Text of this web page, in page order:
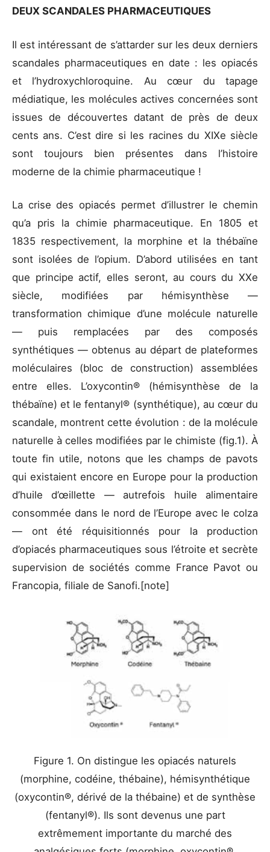
DEUX SCANDALES PHARMACEUTIQUES
Il est intéressant de s’attarder sur les deux derniers
scandales pharmaceutiques en date : les opiacés
et l’hydroxychloroquine. Au cœur du tapage
médiatique, les molécules actives concernées sont
issues de découvertes datant de près de deux
cents ans. C’est dire si les racines du XIXe siècle
sont toujours bien présentes dans l’histoire
moderne de la chimie pharmaceutique !
La crise des opiacés permet d’illustrer le chemin
qu’a pris la chimie pharmaceutique. En 1805 et
1835 respectivement, la morphine et la thébaïne
sont isolées de l’opium. D’abord utilisées en tant
que principe actif, elles seront, au cours du XXe
siècle, modifiées par hémisynthèse —
transformation chimique d’une molécule naturelle
— puis remplacées par des composés
synthétiques — obtenus au départ de plateformes
moléculaires (bloc de construction) assemblées
entre elles. L’oxycontin® (hémisynthèse de la
thébaïne) et le fentanyl® (synthétique), au cœur du
scandale, montrent cette évolution : de la molécule
naturelle à celles modifiées par le chimiste (fig.1). À
toute fin utile, notons que les champs de pavots
qui existaient encore en Europe pour la production
d’huile d’œillette — autrefois huile alimentaire
consommée dans le nord de l’Europe avec le colza
— ont été réquisitionnés pour la production
d’opiacés pharmaceutiques sous l’étroite et secrète
supervision de sociétés comme France Pavot ou
Francopia, filiale de Sanofi.[note]
Figure 1. On distingue les opiacés naturels
(morphine, codéine, thébaine), hémisynthétique
(oxycontin®, dérivé de la thébaine) et de synthèse
(fentanyl®). Ils sont devenus une part
extrêmement importante du marché des